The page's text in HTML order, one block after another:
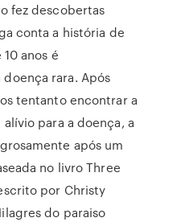
fez descobertas
conta a história de
anos é
rara. Após
tentanto encontrar a
para a doença, a
após um
no livro Three
por Christy
do paraiso